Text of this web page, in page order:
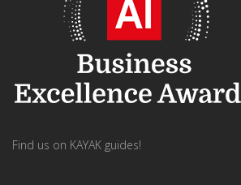
Find us on KAYAK guides!